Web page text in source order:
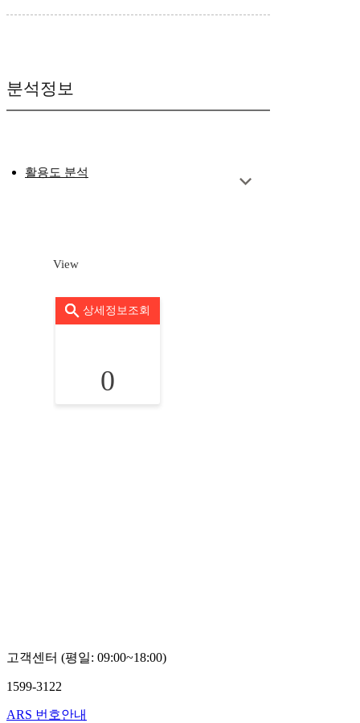
분석정보
활용도 분석
View
상세정보조회
0
고객센터 (평일: 09:00~18:00)
1599-3122
ARS 번호안내